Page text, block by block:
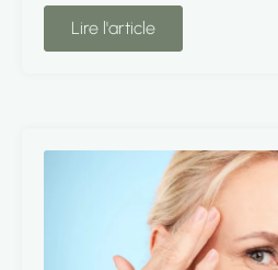
Lire l'article